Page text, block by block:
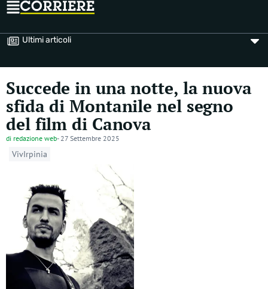
Ultimi articoli
Succede in una notte, la nuova
sfida di Montanile nel segno
del film di Canova
di redazione web- 27 Settembre 2025
VivIrpinia